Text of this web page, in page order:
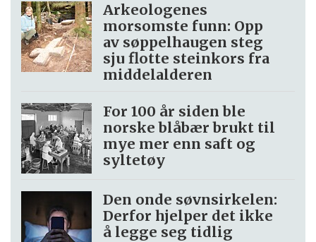
Arkeologenes
morsomste funn: Opp
av søppel­haugen steg
sju flotte steinkors fra
middelalderen
For 100 år siden ble
norske blåbær brukt til
mye mer enn saft og
syltetøy
Den onde søvnsirkelen:
Derfor hjelper det ikke
å legge seg tidlig